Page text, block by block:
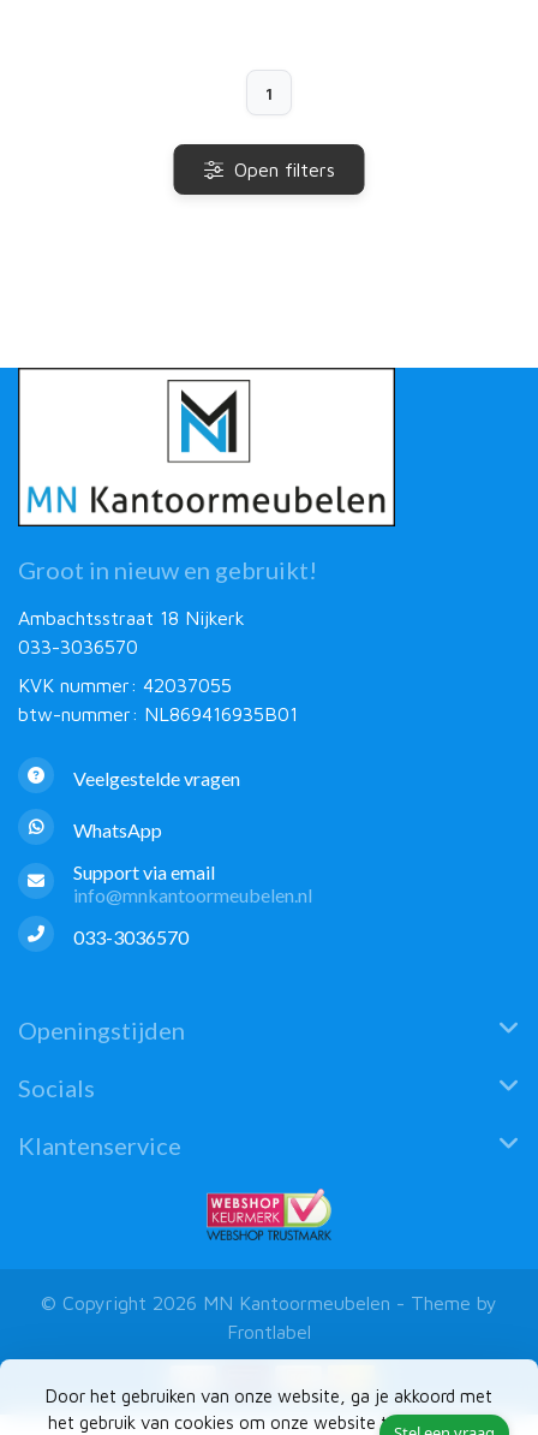
Door het gebruiken van onze website, ga je akkoord met
het gebruik van cookies om onze website te verbeteren.
1
Open filters
Groot in nieuw en gebruikt!
Ambachtsstraat 18 Nijkerk
033-3036570
KVK nummer: 42037055
btw-nummer: NL869416935B01
Veelgestelde vragen
WhatsApp
Support via email
info@mnkantoormeubelen.nl
033-3036570
Openingstijden
Socials
Klantenservice
© Copyright 2026 MN Kantoormeubelen - Theme by
Frontlabel